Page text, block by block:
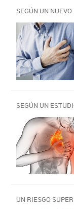
SEGÚN UN
SEGÚN UN
UN RIESGO